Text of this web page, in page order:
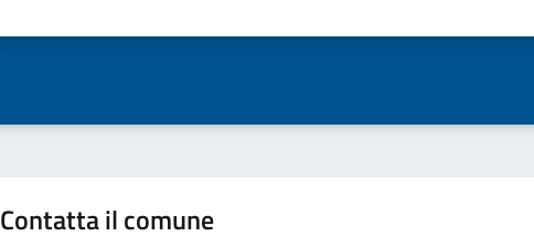
Contatta il comune